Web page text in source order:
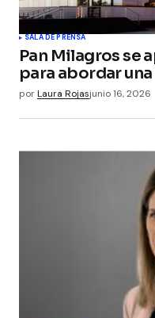
SALA DE PRENSA
Pan Milagros se
para abordar
porLaura Rojasjunio 16, 2026